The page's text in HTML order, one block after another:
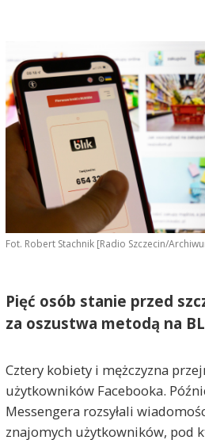
Fot. Robert Stachnik [Radio Szczecin/
Pięć osób stanie przed
za oszustwa metodą na
Cztery kobiety i mężczyzna
użytkowników Facebooka.
Messengera rozsyłali
znajomych użytkowników, pod